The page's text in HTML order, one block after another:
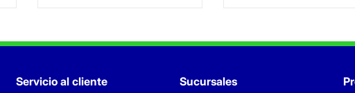
Servicio al cliente Sucursales